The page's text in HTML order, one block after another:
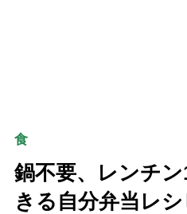
食
鍋不要、レンチ
きる自分弁当レ